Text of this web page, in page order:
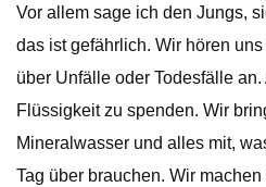
Vor allem sage ich den Jungs,
das ist gefährlich. Wir hören
über Unfälle oder Todesfälle
Flüssigkeit zu spenden. Wir
Mineralwasser und alles mit,
Tag über brauchen. Wir